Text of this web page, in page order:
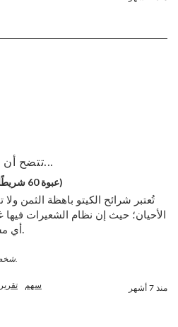
تتضح أن شرائط الكيتو باهظة الثمن...
شرائط اختبار الكيتون من GKI (عبوة 60 شريطًا)
أي مشكلة مع شرائح الكربوهيدرات.
تقرير سهم منذ 7 أشهر